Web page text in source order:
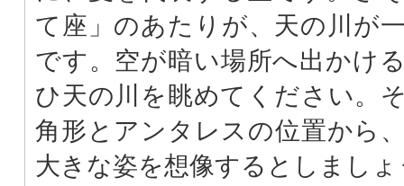
て座」のあたりが、天の川が
です。空が暗い場所へ出かけ
ひ天の川を眺めてください。
角形とアンタレスの位置から
大きな姿を想像するとしましょ